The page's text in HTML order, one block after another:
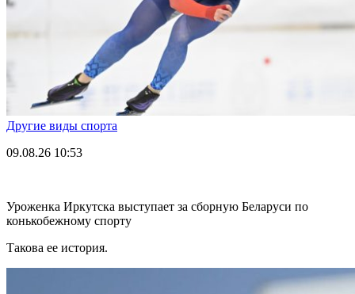
Другие виды спорта
09.08.26 10:53
Уроженка Иркутска выступает за сборную Беларуси по
конькобежному спорту
Такова ее история.